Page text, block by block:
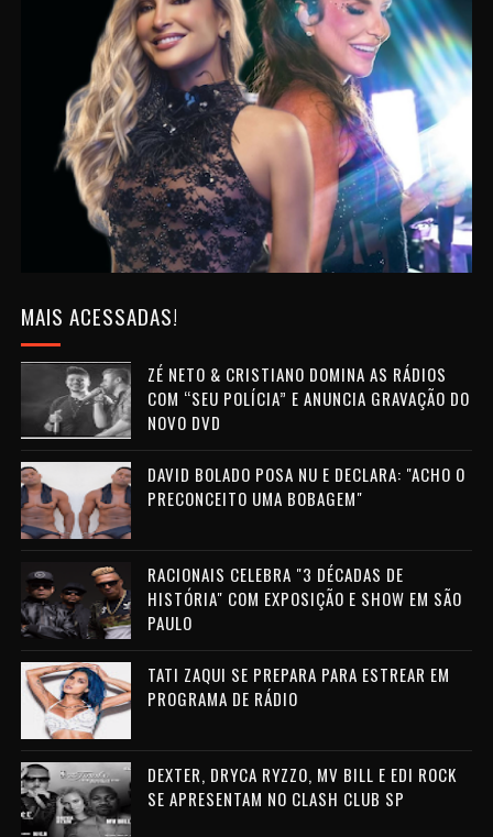
MAIS ACESSADAS!
ZÉ NETO & CRISTIANO DOMINA AS RÁDIOS
COM “SEU POLÍCIA” E ANUNCIA GRAVAÇÃO DO
NOVO DVD
DAVID BOLADO POSA NU E DECLARA: "ACHO O
PRECONCEITO UMA BOBAGEM"
RACIONAIS CELEBRA "3 DÉCADAS DE
HISTÓRIA" COM EXPOSIÇÃO E SHOW EM SÃO
PAULO
TATI ZAQUI SE PREPARA PARA ESTREAR EM
PROGRAMA DE RÁDIO
DEXTER, DRYCA RYZZO, MV BILL E EDI ROCK
SE APRESENTAM NO CLASH CLUB SP